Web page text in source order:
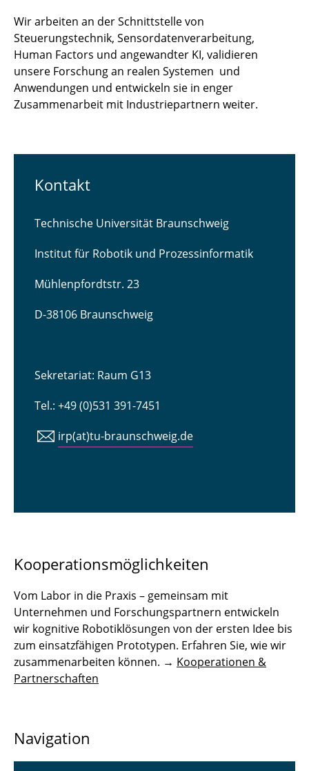
Wir arbeiten an der Schnittstelle von
Steuerungstechnik, Sensordatenverarbeitung,
Human Factors und angewandter KI, validieren
unsere Forschung an realen Systemen und
Anwendungen und entwickeln sie in enger
Zusammenarbeit mit Industriepartnern weiter.
Kontakt
Technische Universität Braunschweig
Institut für Robotik und Prozessinformatik
Mühlenpfordtstr. 23
D-38106 Braunschweig
Sekretariat: Raum G13
Tel.: +49 (0)531 391-7451
irp(at)tu-braunschweig.de
Kooperationsmöglichkeiten
Vom Labor in die Praxis – gemeinsam mit
Unternehmen und Forschungspartnern entwickeln
wir kognitive Robotiklösungen von der ersten Idee bis
zum einsatzfähigen Prototypen. Erfahren Sie, wie wir
zusammenarbeiten können. → Kooperationen &
Partnerschaften
Navigation